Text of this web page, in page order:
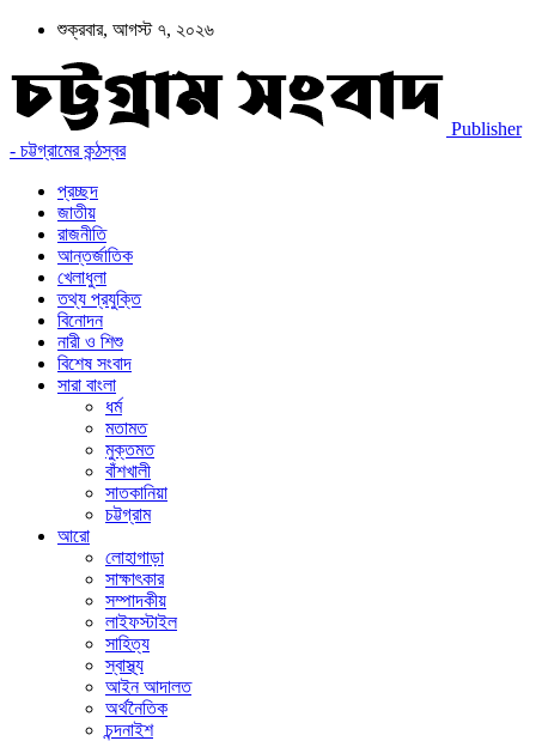
শুক্রবার, আগস্ট ৭, ২০২৬
Publisher
- চট্টগ্রামের কন্ঠস্বর
প্রচ্ছদ
জাতীয়
রাজনীতি
আন্তর্জাতিক
খেলাধুলা
তথ্য প্রযুক্তি
বিনোদন
নারী ও শিশু
বিশেষ সংবাদ
সারা বাংলা
ধর্ম
মতামত
মুক্তমত
বাঁশখালী
সাতকানিয়া
চট্টগ্রাম
আরো
লোহাগাড়া
সাক্ষাৎকার
সম্পাদকীয়
লাইফস্টাইল
সাহিত্য
স্বাস্থ্য
আইন আদালত
অর্থনৈতিক
চন্দনাইশ